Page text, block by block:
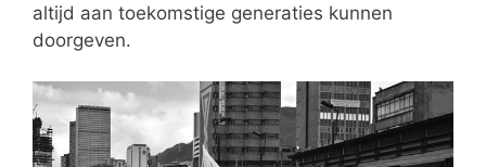
altijd aan toekomstige generaties kunnen
doorgeven.